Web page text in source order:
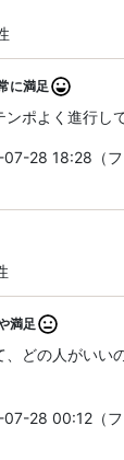
に満足
ポよく進行し
28 18:28（フ
満足
どの人がいい
28 00:12（フ